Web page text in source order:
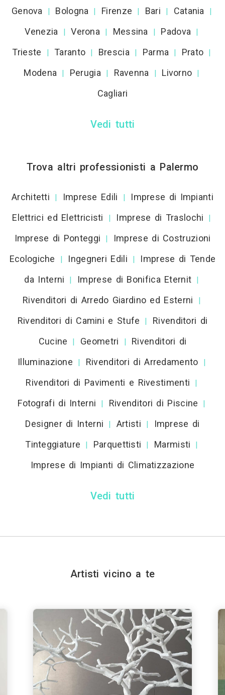
Genova | Bologna | Firenze | Bari | Catania |
Venezia | Verona | Messina | Padova |
Trieste | Taranto | Brescia | Parma | Prato |
Modena | Perugia | Ravenna | Livorno |
Cagliari
Vedi tutti
Trova altri professionisti a Palermo
Architetti | Imprese Edili |
Imprese di Impianti
Elettrici ed Elettricisti
| Imprese di Traslochi |
Imprese di Ponteggi |
Imprese di Costruzioni
Ecologiche
| Ingegneri Edili |
Imprese di Tende
da Interni
| Imprese di Bonifica Eternit |
Rivenditori di Arredo Giardino ed Esterni |
Rivenditori di Camini e Stufe |
Rivenditori di
Cucine
| Geometri |
Rivenditori di
Illuminazione
| Rivenditori di Arredamento |
Rivenditori di Pavimenti e Rivestimenti |
Fotografi di Interni | Rivenditori di Piscine |
Designer di Interni | Artisti |
Imprese di
Tinteggiature
| Parquettisti | Marmisti |
Imprese di Impianti di Climatizzazione
Vedi tutti
Artisti vicino a te